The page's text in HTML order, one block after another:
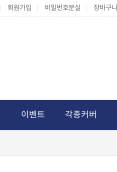
회원가입 비밀번호분실 장바구니
이벤트 각종커버